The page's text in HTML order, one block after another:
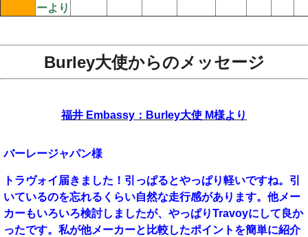
ーより
Burley大使からのメッセージ
福井 Embassy：Burley大使 M様より
バーレージャパン様
トラヴォイ届きました！引っぱるとやっぱり軽いですね。引
いているのを忘れるくらい自然な走行感があります。他メー
カーもいろいろ検討しましたが、やっぱりTravoyにして良か
ったです。私が他メーカーと比較したポイントを簡単に紹介